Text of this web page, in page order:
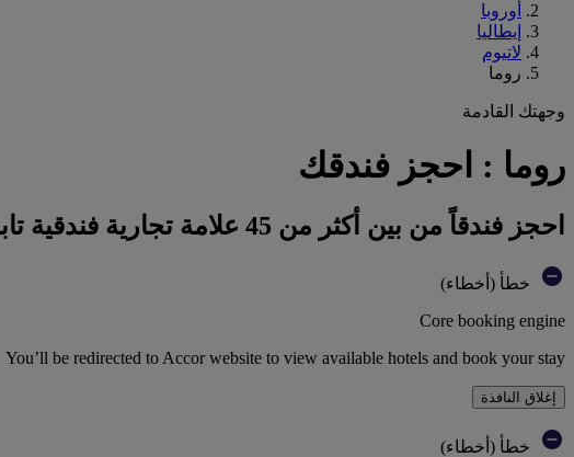
أوروبا
إيطاليا
لاتيوم
روما
وجهتك القادمة
روما : احجز فندقك
احجز فندقاً من بين أكثر من 45 علامة تجارية فندقية تابعة لمجموعة أكور
خطأ (أخطاء)
Core booking engine
You’ll be redirected to Accor website to view available hotels and book your stay
إغلاق النافذة
خطأ (أخطاء)